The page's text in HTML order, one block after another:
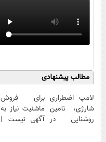
مطالب پیشنهادی
لامپ اضطراری
شارژی، تامین
روشنایی در
برای فروش
ماشنیت نیاز به
آگهی نیست |